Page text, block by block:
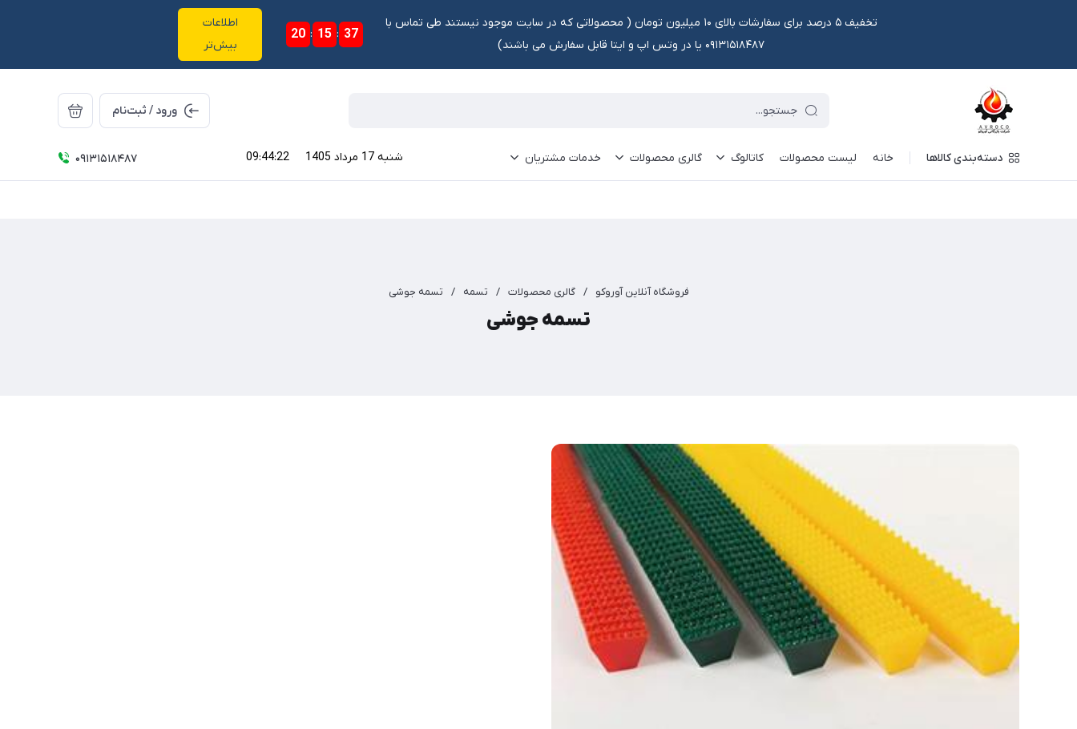
تخفیف ۵ درصد برای سفارشات بالای ۱۰ میلیون تومان ‌‌(‌‌ محصولاتی که در سایت موجود نیستند طی تماس با
۰۹۱۳۱۵۱۸۴۸۷ یا در وتس اپ و ایتا قابل سفارش می باشند)
20 : 15 : 36
اطلاعات
بیش‌تر
ورود / ثبت‌نام
دسته‌بندی کالاها خانه لیست محصولات کاتالوگ گالری محصولات خدمات مشتریان شنبه 17 مرداد 1405 09:44:23
09131518487
فروشگاه آنلاین آوروکو / گالری محصولات / تسمه / تسمه جوشی
تسمه جوشی